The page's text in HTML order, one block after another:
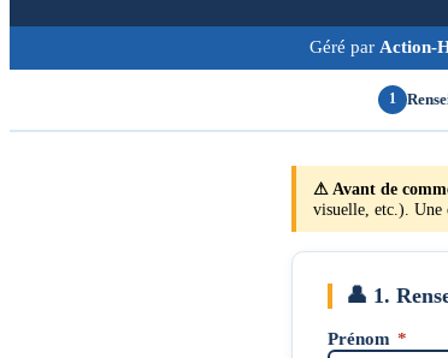
Géré par Action-
1
⚠ Avant de
visuelle, etc.). Une
👤 1.
Prénom *